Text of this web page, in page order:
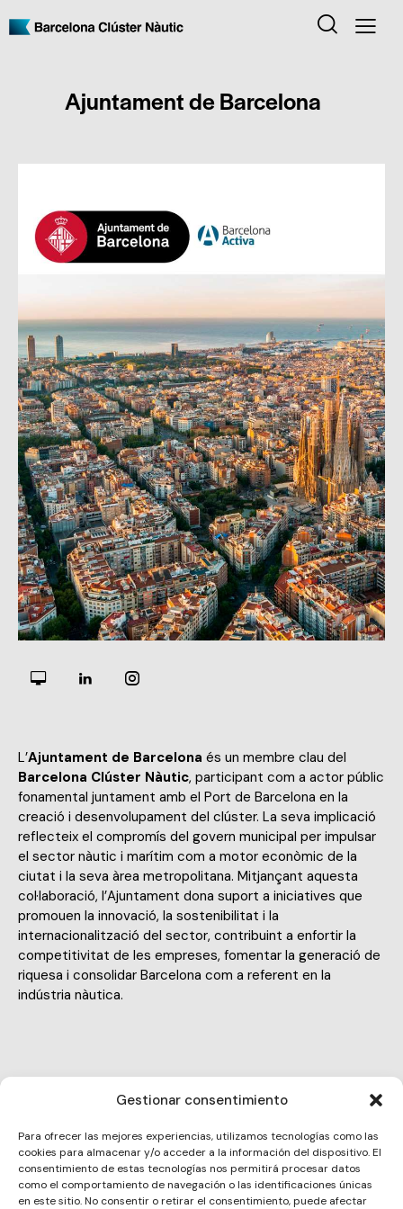
Gestionar consentimiento
Para ofrecer las mejores experiencias, utilizamos tecnologías como las
cookies para almacenar y/o acceder a la información del dispositivo. El
consentimiento de estas tecnologías nos permitirá procesar datos
como el comportamiento de navegación o las identificaciones únicas
en este sitio. No consentir o retirar el consentimiento, puede afectar
Ajuntament de Barcelona
L’Ajuntament de Barcelona és un membre clau del
Barcelona Clúster Nàutic, participant com a actor públic
fonamental juntament amb el Port de Barcelona en la
creació i desenvolupament del clúster. La seva implicació
reflecteix el compromís del govern municipal per impulsar
el sector nàutic i marítim com a motor econòmic de la
ciutat i la seva àrea metropolitana. Mitjançant aquesta
col·laboració, l’Ajuntament dona suport a iniciatives que
promouen la innovació, la sostenibilitat i la
internacionalització del sector, contribuint a enfortir la
competitivitat de les empreses, fomentar la generació de
riquesa i consolidar Barcelona com a referent en la
indústria nàutica.
E-
m
ail:
Ph
934027000
Pl. de Sant Jaume, 1, Ciutat Vella, 08002 Barcelona